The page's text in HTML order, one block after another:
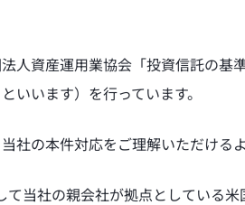
人資産運用業協会「投資信託の基
いいます）を行っています。
の本件対応をご理解いただける
当社の親会社が拠点としている